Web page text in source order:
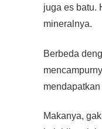
juga es batu.
mineralnya.
Berbeda
Makanya,